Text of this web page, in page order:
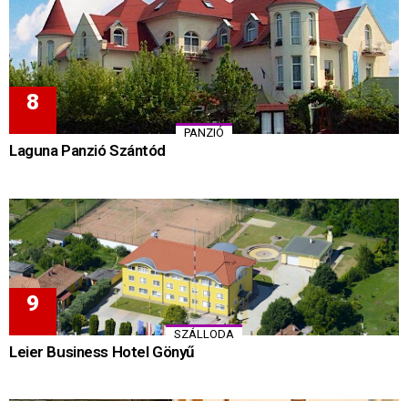
PANZIÓ
Laguna Panzió Szántód
SZÁLLODA
Leier Business Hotel Gönyű